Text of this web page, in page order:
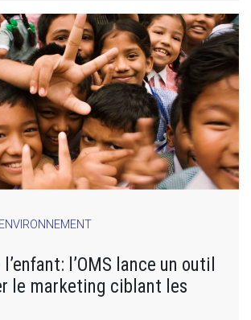
l’OMS lance un outil
le marketing ciblant les